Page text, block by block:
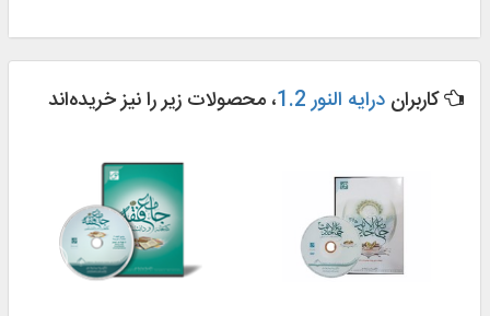
کاربران درایه النور 1.2 ، محصولات زیر را نیز خریده‌اند